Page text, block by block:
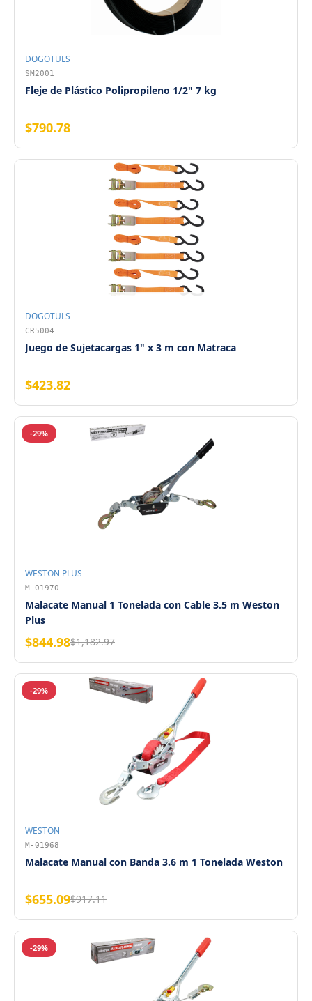
DOGOTULS
SM2001
Fleje de Plástico Polipropileno 1/2" 7 kg
$790.78
DOGOTULS
CR5004
Juego de Sujetacargas 1" x 3 m con Matraca
$423.82
-29%
WESTON PLUS
M-01970
Malacate Manual 1 Tonelada con Cable 3.5 m Weston
Plus
$844.98$1,182.97
-29%
WESTON
M-01968
Malacate Manual con Banda 3.6 m 1 Tonelada Weston
$655.09$917.11
-29%